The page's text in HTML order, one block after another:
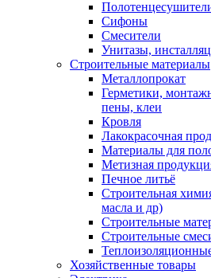
Сифоны
Смесители
Унитазы,
Строительные материалы
Металлопрокат
Герметики,
пены, клеи
Кровля
Лакокрасочная
Материалы для
Метизная
Печное литьё
Строительная
масла и др)
Строительные
Строительные
Хозяйственные товары